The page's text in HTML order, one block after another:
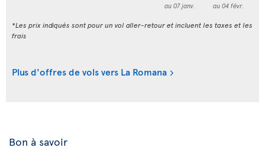
au 07 janv.
au 04 févr.
*Les prix indiqués sont pour un vol aller-retour et incluent les taxes et les
frais
Plus d'offres de vols vers La Romana
Bon à savoir